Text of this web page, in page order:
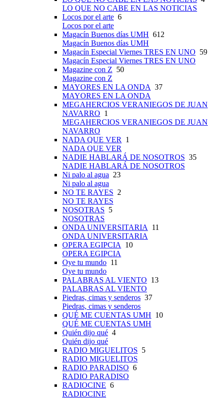
LO QUE NO CABE EN LAS NOTICIAS
Locos por el arte 6
Locos por el arte
Magacín Buenos días UMH 612
Magacín Buenos días UMH
Magacín Especial Viernes TRES EN UNO 59
Magacín Especial Viernes TRES EN UNO
Magazine con Z 50
Magazine con Z
MAYORES EN LA ONDA 37
MAYORES EN LA ONDA
MEGAHERCIOS VERANIEGOS DE JUAN
NAVARRO 1
MEGAHERCIOS VERANIEGOS DE JUAN
NAVARRO
NADA QUE VER 1
NADA QUE VER
NADIE HABLARÁ DE NOSOTROS 35
NADIE HABLARÁ DE NOSOTROS
Ni palo al agua 23
Ni palo al agua
NO TE RAYES 2
NO TE RAYES
NOSOTRAS 5
NOSOTRAS
ONDA UNIVERSITARIA 11
ONDA UNIVERSITARIA
OPERA EGIPCIA 10
OPERA EGIPCIA
Oye tu mundo 11
Oye tu mundo
PALABRAS AL VIENTO 13
PALABRAS AL VIENTO
Piedras, cimas y senderos 37
Piedras, cimas y senderos
QUÉ ME CUENTAS UMH 10
QUÉ ME CUENTAS UMH
Quién dijo qué 4
Quién dijo qué
RADIO MIGUELITOS 5
RADIO MIGUELITOS
RADIO PARADISO 6
RADIO PARADISO
RADIOCINE 6
RADIOCINE